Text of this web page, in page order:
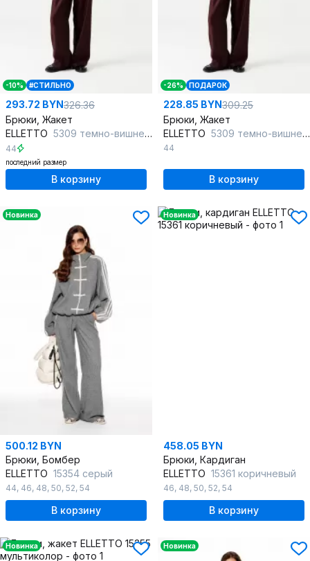
-10% #СТИЛЬНО
293.72 BYN326.36
Брюки, Жакет
ELLETTO 5309 темно-вишневый
44
последний размер
В корзину
-26% ПОДАРОК
228.85 BYN309.25
Брюки, Жакет
ELLETTO 5309 темно-вишневый
44
В корзину
Новинка
500.12 BYN
Брюки, Бомбер
ELLETTO 15354 серый
44, 46, 48, 50, 52, 54
В корзину
Новинка
458.05 BYN
Брюки, Кардиган
ELLETTO 15361 коричневый
46, 48, 50, 52, 54
В корзину
Новинка Новинка